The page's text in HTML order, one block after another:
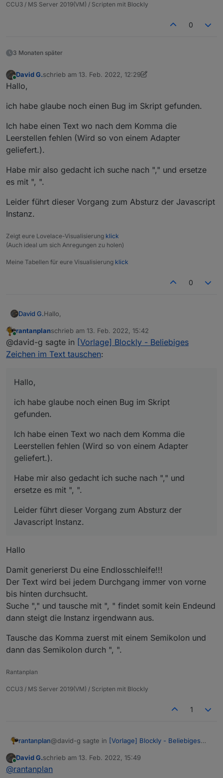
CCU3 / MS Server 2019(VM) / Scripten mit Blockly
0
3 Monaten später
Online
David G.schrieb am 13. Feb. 2022, 12:29
zuletzt editiert von David G.
Hallo,
ich habe glaube noch einen Bug im Skript gefunden.
Ich habe einen Text wo nach dem Komma die
Leerstellen fehlen (Wird so von einem Adapter
geliefert.).
Habe mir also gedacht ich suche nach "," und ersetze
es mit ", ".
Leider führt dieser Vorgang zum Absturz der Javascript
Instanz.
Zeigt eure Lovelace-Visualisierung klick
(Auch ideal um sich Anregungen zu holen)
Meine Tabellen für eure Visualisierung klick
0
David G.Hallo,
ich habe glaube noch einen Bug im Skript gefunden.
Ich habe einen Text wo nach dem Komma die
Javascript Instanz.
Online
rantanplanschrieb am 13. Feb. 2022, 15:42
zuletzt editiert von
@david-g sagte in [Vorlage] Blockly - Beliebiges
Zeichen im Text tauschen:
Hallo,
ich habe glaube noch einen Bug im Skript
gefunden.
Ich habe einen Text wo nach dem Komma die
Leerstellen fehlen (Wird so von einem Adapter
geliefert.).
Habe mir also gedacht ich suche nach "," und
ersetze es mit ", ".
Leider führt dieser Vorgang zum Absturz der
Javascript Instanz.
Hallo
Damit generierst Du eine Endlosschleife!!!
Der Text wird bei jedem Durchgang immer von vorne
bis hinten durchsucht.
Suche "," und tausche mit ", " findet somit kein Endeund
dann steigt die Instanz irgendwann aus.
Tausche das Komma zuerst mit einem Semikolon und
dann das Semikolon durch ", ".
Rantanplan
CCU3 / MS Server 2019(VM) / Scripten mit Blockly
1
rantanplan@david-g sagte in [Vorlage] Blockly - Beliebiges
Online
David G.schrieb am 13. Feb. 2022, 15:49
zuletzt editiert von
@rantanplan